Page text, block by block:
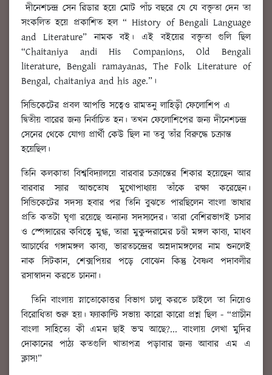
দীনেশচন্দ্র সেন রিডার হয়ে মোট পাঁচ বছরে যে যে বক্তৃতা দেন তা
সংকলিত হয়ে প্রকাশিত হল “ History of Bengali Language
and Literature” নামক বই। এই বইয়ের বক্তৃতা গুলি ছিল
“Chaitaniya andi His Companions, Old Bengali
literature, Bengali ramayanas, The Folk Literature of
Bengal, chaitaniya and his age.”।
সিন্ডিকেটের প্রবল আপত্তি সত্বেও রামতনু লাহিড়ী ফেলোশিপ এ
দ্বিতীয় বারের জন্য নির্বাচিত হন। তখন ফেলোশিপের জন্য দীনেশচন্দ্র
সেনের থেকে যোগ্য প্রার্থী কেউ ছিল না তবু তাঁর বিরুদ্ধে চক্রান্ত
হয়েছিল।
তিনি কলকাতা বিশ্ববিদ্যালয়ে বারবার চক্রান্তের শিকার হয়েছেন আর
বারবার স্যার আশুতোষ মুখোপাধ্যায় তাঁকে রক্ষা করেছেন।
সিন্ডিকেটের সদস্য হবার পর তিনি বুঝতে পারছিলেন বাংলা ভাষার
প্রতি কতটা ঘৃণা রয়েছে অন্যান্য সদস্যদের। তারা বেশিরভাগই চসার
ও স্পেন্সারের কবিত্বে মুগ্ধ, তারা মুকুন্দরামের চণ্ডী মঙ্গল কাব্য, মাধব
আচার্যের গঙ্গামঙ্গল কাব্য, ভারতচন্দ্রের অন্নদামঙ্গলের নাম শুনলেই
নাক সিটকান, শেক্সপিয়র পড়ে বোঝেন কিন্তু বৈষ্ণব পদাবলীর
রসাস্বাদন করতে চাননা।
তিনি বাংলায় স্নাতোকোত্তর বিভাগ চালু করতে চাইলে তা নিয়েও
বিরোধিতা শুরু হয়। ফ্যাকাল্টি সভায় কারো কারো প্রশ্ন ছিল - “প্রাচীন
বাংলা সাহিত্যে কী এমন ছাই ভষ্ম আছে?... বাংলায় লেখা মুদির
দোকানের পাঠ্য কতগুলি খাতাপত্র পড়াবার জন্য আবার এম এ
ক্লাস!”